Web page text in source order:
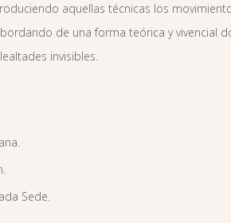
aquellas técnicas los
de una forma teórica y vivencial
invisibles.
Sede.